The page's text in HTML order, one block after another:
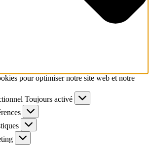
pour optimiser notre site web et notre
Toujours activé